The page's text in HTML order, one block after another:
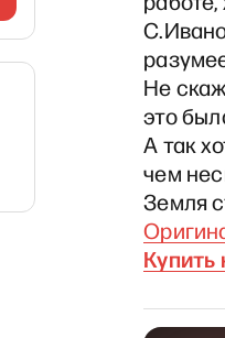
Не
это
А так
чем
Земля
Купить